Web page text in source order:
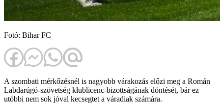
Fotó: Bihar FC
A szombati mérkőzésnél is nagyobb várakozás előzi meg a Román
Labdarúgó-szövetség klublicenc-bizottságának döntését, bár ez
utóbbi nem sok jóval kecsegtet a váradiak számára.